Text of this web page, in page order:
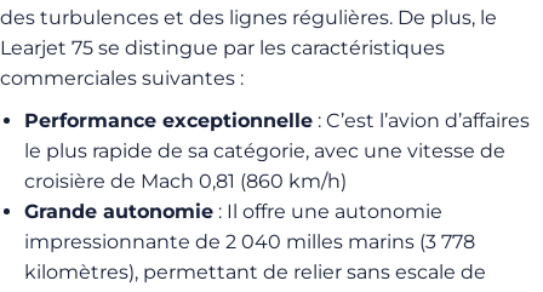
des turbulences et des lignes régulières. De plus, le
Learjet 75 se distingue par les caractéristiques
commerciales suivantes :
Performance exceptionnelle : C’est l’avion d’affaires
le plus rapide de sa catégorie, avec une vitesse de
croisière de Mach 0,81 (860 km/h)
Grande autonomie : Il offre une autonomie
impressionnante de 2 040 milles marins (3 778
kilomètres), permettant de relier sans escale de